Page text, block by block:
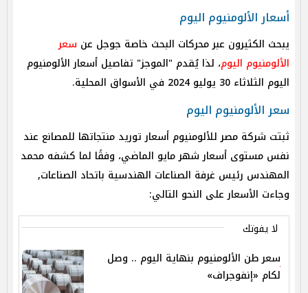
أسعار الألومنيوم اليوم
يبحث الكثيرون عبر محركات البحث خاصة جوجل عن سعر
الألومنيوم اليوم، لذا يُقدم "الموجز" تفاصيل أسعار الألومنيوم
اليوم الثلاثاء 30 يوليو 2024 في الأسواق المحلية.
سعر الألومنيوم اليوم
ثبتت شركة مصر للألومنيوم أسعار توريد منتجاتها للمصانع عند
نفس مستوى أسعار شهر مايو الماضي، وفقًا لما كشفه محمد
المهندس رئيس غرفة الصناعات الهندسية باتحاد الصناعات,
وجاءت الأسعار على النحو التالي:
لا يفوتك
سعر طن الألومنيوم بنهاية اليوم .. وصل
لكام «إنفوجراف»